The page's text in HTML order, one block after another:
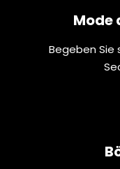
Mode
Begeben Sie